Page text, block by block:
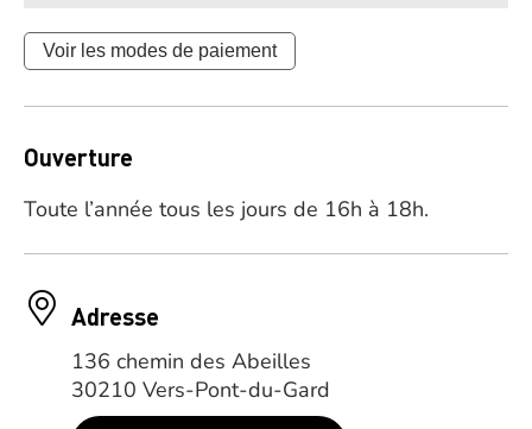
Voir les modes de paiement
Ouverture
Toute l’année tous les jours de 16h à 18h.
Adresse
136 chemin des Abeilles
30210 Vers-Pont-du-Gard